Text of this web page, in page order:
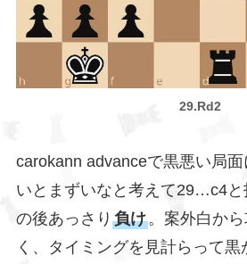
29.Rd2
carokann advanceで黒悪い局
いとまずいなと考えて29…c4と
の後あっさり 負け。案外白か
く、タイミングを見計らって